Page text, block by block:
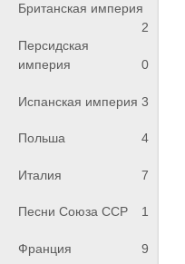
Британская империя
2
Персидская
империя
0
Испанская империя 3
Польша 4
Италия 7
Песни Союза ССР 1
Франция 9